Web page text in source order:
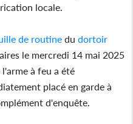
locale.
de routine du dortoir
le mercredi 14 mai 2025
à feu a été
placé en garde à
d'enquête.